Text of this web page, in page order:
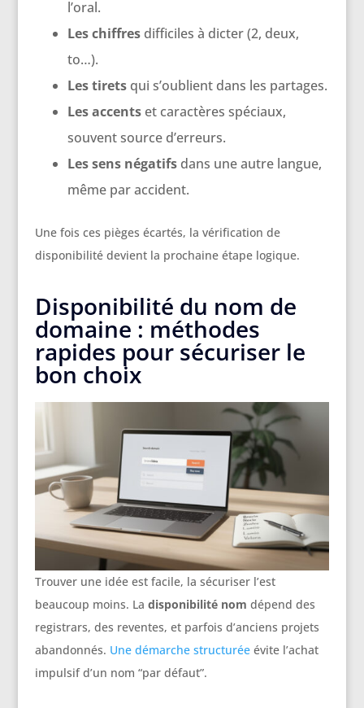
l’oral.
Les chiffresdifficiles à dicter (2, deux,
to…).
Les tiretsqui s’oublient dans les partages.
Les accentset caractères spéciaux,
souvent source d’erreurs.
Les sens négatifsdans une autre langue,
même par accident.
Une fois ces pièges écartés, la vérification de
disponibilité devient la prochaine étape logique.
Disponibilité du nom de
domaine : méthodes
rapides pour sécuriser le
bon choix
Trouver une idée est facile, la sécuriser l’est
beaucoup moins. La disponibilité nom dépend des
registrars, des reventes, et parfois d’anciens projets
abandonnés. Une démarche structuréeévite l’achat
impulsif d’un nom “par défaut”.